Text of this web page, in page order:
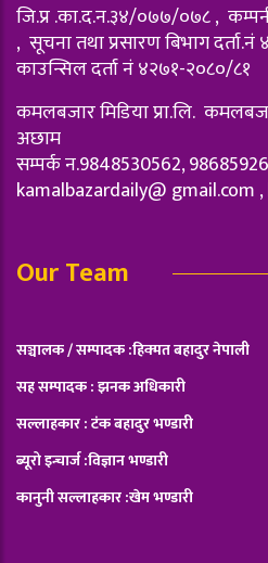
जि.प्र .का.द.न.३४/०७७/०७८ ,
, सूचना तथा प्रसारण बिभाग
काउन्सिल दर्ता नं ४२७१-२०८०/८१
कमलबजार मिडिया प्रा.लि.
अछाम
सम्पर्क न.9848530562,
kamalbazardaily@ gmail.com ,
Our Team
सञ्चालक / सम्पादक :हिक्मत बहादुर नेपाली
सह सम्पादक : झनक अधिकारी
सल्लाहकार : टंक बहादुर भण्डारी
ब्यूरो इन्चार्ज :विज्ञान भण्डारी
कानुनी सल्लाहकार :खेम भण्डारी